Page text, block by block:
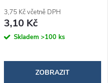
3,75 Kč včetně DPH
3,10 Kč
Skladem >100 ks
ZOBRAZIT